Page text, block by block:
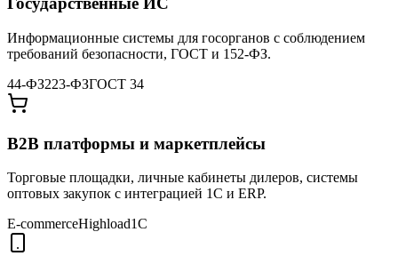
Информационные системы для госорганов с соблюдением
требований безопасности, ГОСТ и 152-ФЗ.
44-ФЗ223-ФЗГОСТ 34
B2B платформы и маркетплейсы
Торговые площадки, личные кабинеты дилеров, системы
оптовых закупок с интеграцией 1С и ERP.
E-commerceHighload1С